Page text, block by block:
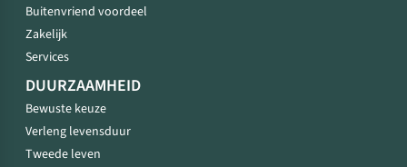
Buitenvriend voordeel
Zakelijk
Services
DUURZAAMHEID
Bewuste keuze
Verleng levensduur
Tweede leven